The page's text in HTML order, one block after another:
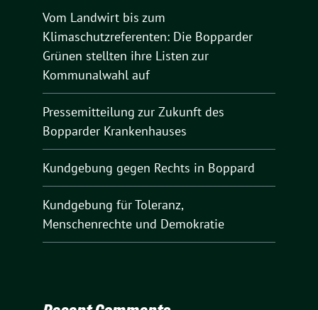
Vom Landwirt bis zum
Klimaschutzreferenten: Die Bopparder
Grünen stellten ihre Listen zur
Kommunalwahl auf
Pressemitteilung zur Zukunft des
Bopparder Krankenhauses
Kundgebung gegen Rechts in Boppard
Kundgebung für Toleranz,
Menschenrechte und Demokratie